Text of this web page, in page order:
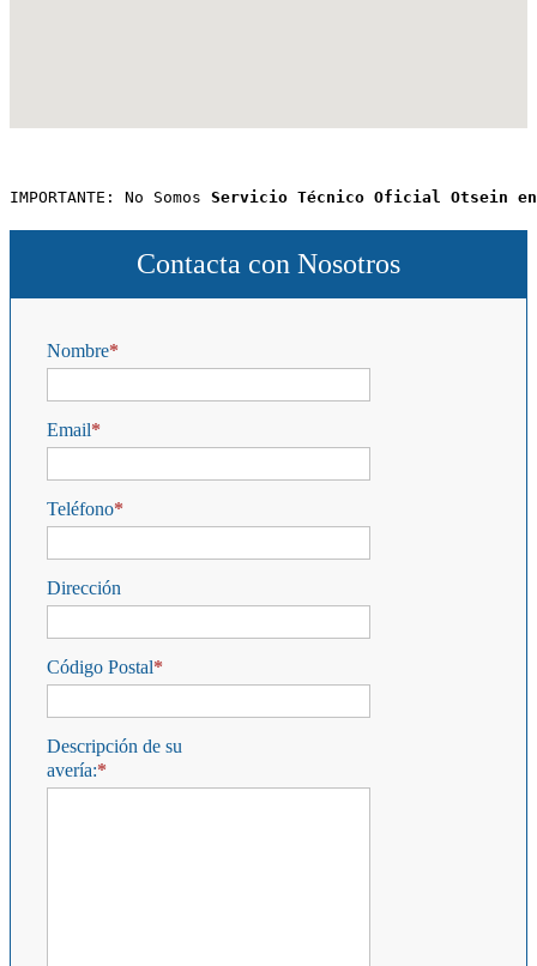
IMPORTANTE: No Somos Servicio Técnico Oficial Otsein en
Contacta con Nosotros
Nombre
Email
Teléfono
Dirección
Código Postal
Descripción de su
avería: